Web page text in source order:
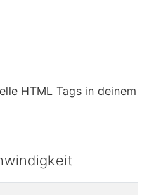
HTML Tags in deinem